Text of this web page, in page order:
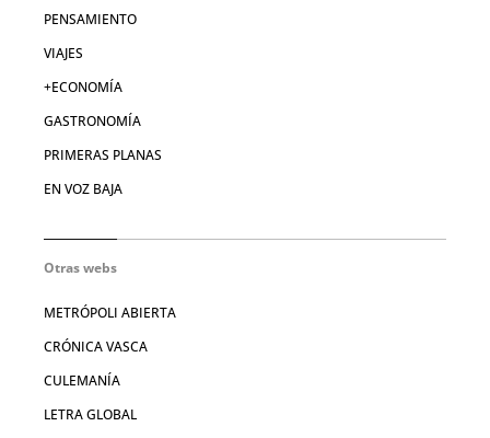
PENSAMIENTO
VIAJES
+ECONOMÍA
GASTRONOMÍA
PRIMERAS PLANAS
EN VOZ BAJA
Otras webs
METRÓPOLI ABIERTA
CRÓNICA VASCA
CULEMANÍA
LETRA GLOBAL